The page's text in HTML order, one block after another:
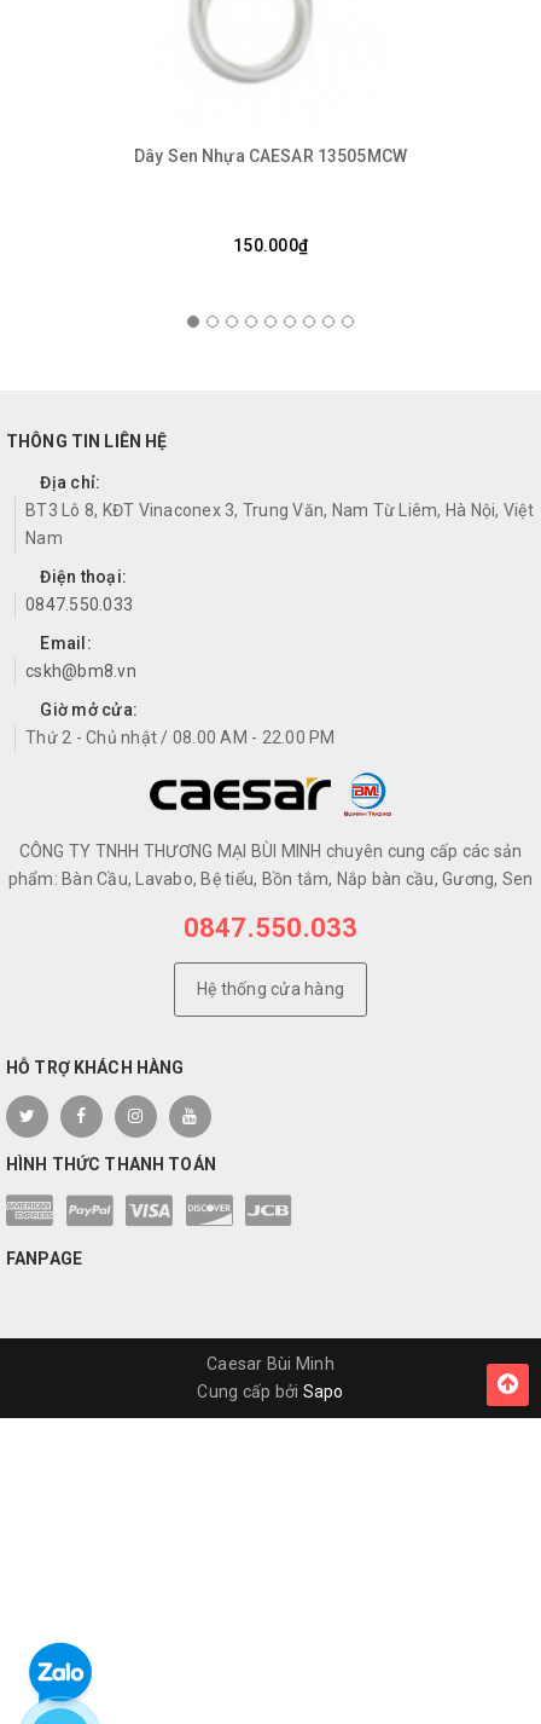
Dây Sen Nhựa CAESAR 13505MCW
150.000₫
THÔNG TIN LIÊN HỆ
Địa chỉ:
BT3 Lô 8, KĐT Vinaconex 3, Trung Văn, Nam Từ Liêm, Hà Nội, Việt
Nam
Điện thoại:
0847.550.033
Email:
cskh@bm8.vn
Giờ mở cửa:
Thứ 2 - Chủ nhật / 08.00 AM - 22.00 PM
CÔNG TY TNHH THƯƠNG MẠI BÙI MINH chuyên cung cấp các sản
phẩm: Bàn Cầu, Lavabo, Bệ tiểu, Bồn tắm, Nắp bàn cầu, Gương, Sen
0847.550.033
Hệ thống cửa hàng
HỖ TRỢ KHÁCH HÀNG
HÌNH THỨC THANH TOÁN
FANPAGE
Caesar Bùi Minh
Cung cấp bởi Sapo